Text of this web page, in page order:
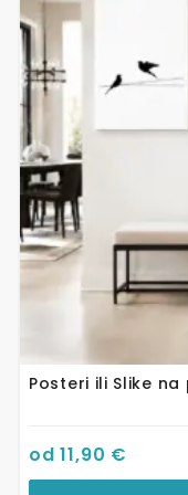
Posteri ili Slike
od11,90 €
varijanti.
se
mogu
odabrati
na
stranici
proizvoda